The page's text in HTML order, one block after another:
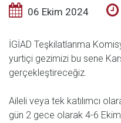
06 Ekim 2024
İGİAD Teşkilatlanma
yurtiçi gezimizi bu sene
gerçekleştireceğiz.
Aileli veya tek katılımcı
gün 2 gece olarak 4-6